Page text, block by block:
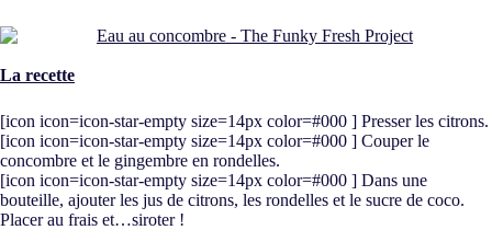
La recette
[icon icon=icon-star-empty size=14px color=#000 ] Presser les citrons.
[icon icon=icon-star-empty size=14px color=#000 ] Couper le
concombre et le gingembre en rondelles.
[icon icon=icon-star-empty size=14px color=#000 ] Dans une
bouteille, ajouter les jus de citrons, les rondelles et le sucre de coco.
Placer au frais et…siroter !